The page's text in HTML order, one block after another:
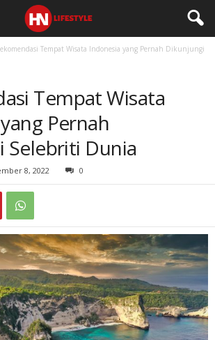
Tempat Wisata Indonesia yang Pernah Dikunjungi
Tempat Wisata
Pernah
Selebriti Dunia
8, 2022 0